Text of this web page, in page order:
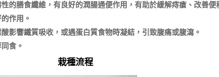
的膳食纖維，有良好的潤腸通便作用，有助於緩解痔瘡、改善便
作用。
影響鐵質吸收，或遇蛋白質食物時凝結，引致腹痛或腹瀉。
栽種流程